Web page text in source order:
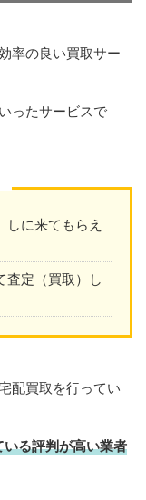
率の良い買取サー
ったサービスで
に来てもらえ
査定（買取）し
配買取を行ってい
る評判が高い業者